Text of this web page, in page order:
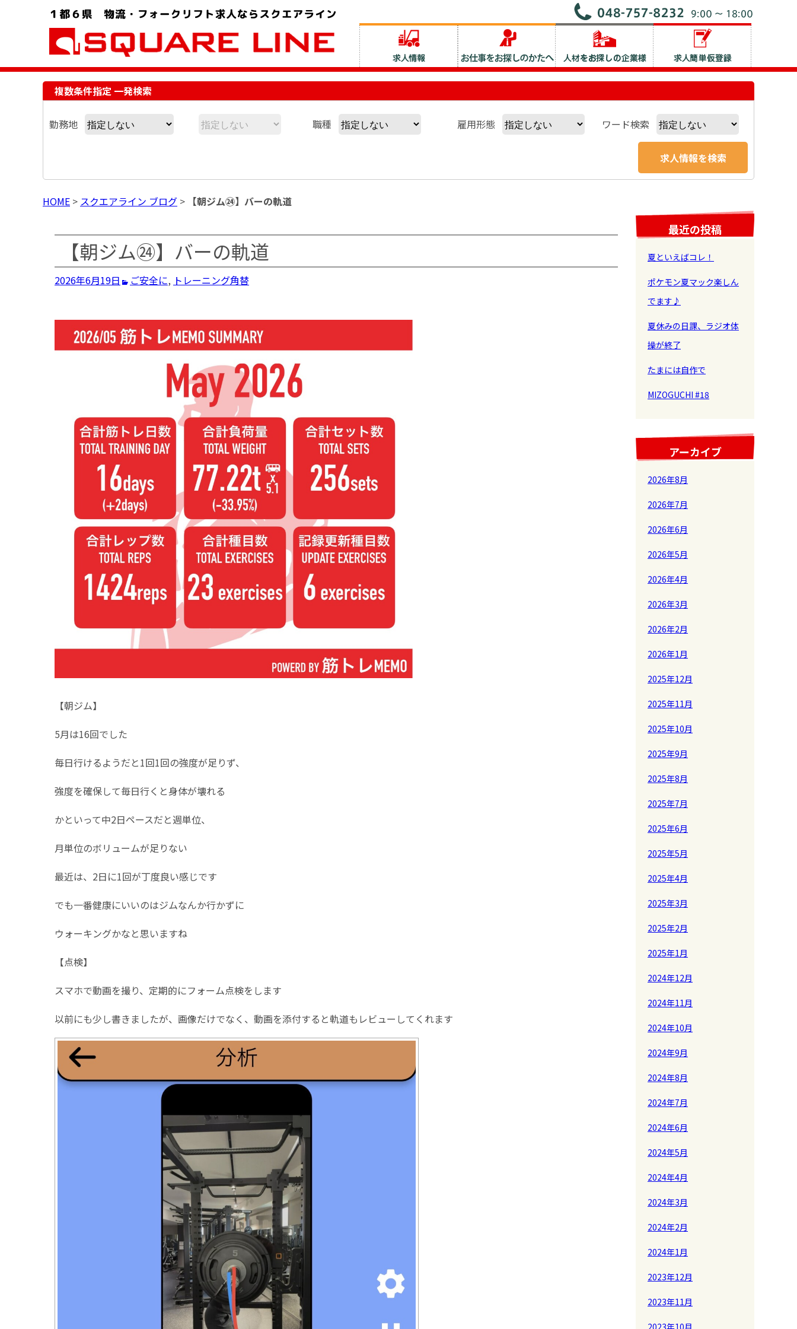
お問い合わせ電話番号：048-757-8232 受付時間 9:00 ～ 18:00
複数条件指定 一発検索
勤務地 職種 雇用形態 ワード検索
HOME > スクエアライン ブログ > 【朝ジム㉔】バーの軌道
【朝ジム㉔】バーの軌道
2026年6月19日 ご安全に, トレーニング角替
【朝ジム】
5月は16回でした
毎日行けるようだと1回1回の強度が足りず、
強度を確保して毎日行くと身体が壊れる
かといって中2日ペースだと週単位、
月単位のボリュームが足りない
最近は、2日に1回が丁度良い感じです
でも一番健康にいいのはジムなんか行かずに
ウォーキングかなと思いますね
【点検】
スマホで動画を撮り、定期的にフォーム点検をします
以前にも少し書きましたが、画像だけでなく、動画を添付すると軌道もレビューしてくれます
最近の投稿
夏といえばコレ！
ポケモン夏マック楽しん
でます♪
夏休みの日課、ラジオ体
操が終了
たまには自作で
MIZOGUCHI #18
アーカイブ
2026年8月
2026年7月
2026年6月
2026年5月
2026年4月
2026年3月
2026年2月
2026年1月
2025年12月
2025年11月
2025年10月
2025年9月
2025年8月
2025年7月
2025年6月
2025年5月
2025年4月
2025年3月
2025年2月
2025年1月
2024年12月
2024年11月
2024年10月
2024年9月
2024年8月
2024年7月
2024年6月
2024年5月
2024年4月
2024年3月
2024年2月
2024年1月
2023年12月
2023年11月
2023年10月